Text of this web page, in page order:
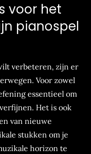
voor het
pianospel
verbeteren, zijn er
Voor zowel
essentieel om
Het is ook
van nieuwe
stukken om je
horizon te